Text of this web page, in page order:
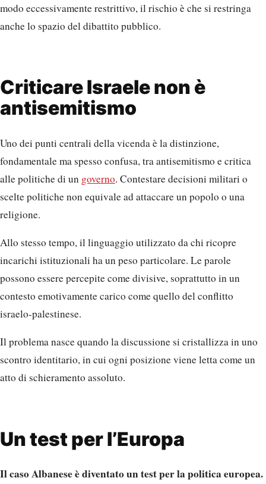
modo eccessivamente restrittivo, il rischio è che si restringa
anche lo spazio del dibattito pubblico.
Criticare Israele non è
antisemitismo
Uno dei punti centrali della vicenda è la distinzione,
fondamentale ma spesso confusa, tra antisemitismo e critica
alle politiche di un governo. Contestare decisioni militari o
scelte politiche non equivale ad attaccare un popolo o una
religione.
Allo stesso tempo, il linguaggio utilizzato da chi ricopre
incarichi istituzionali ha un peso particolare. Le parole
possono essere percepite come divisive, soprattutto in un
contesto emotivamente carico come quello del conflitto
israelo-palestinese.
Il problema nasce quando la discussione si cristallizza in uno
scontro identitario, in cui ogni posizione viene letta come un
atto di schieramento assoluto.
Un test per l’Europa
Il caso Albanese è diventato un test per la politica europea.